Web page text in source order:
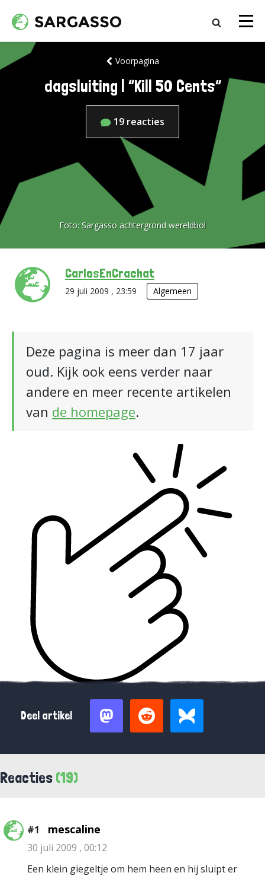
Voorpagina
dagsluiting | “Kill 50 Cents”
19 reacties
Foto: Sargasso achtergrond wereldbol
CarlosEnCrachat
29 juli 2009 , 23:59 Algemeen
Deze pagina is meer dan 17 jaar
oud. Kijk ook eens verder naar
andere en meer recente artikelen
van de homepage.
Deel artikel
Reacties (19)
#1 mescaline
30 juli 2009 , 00:12
Een klein giegeltje om hem heen en hij sluipt er